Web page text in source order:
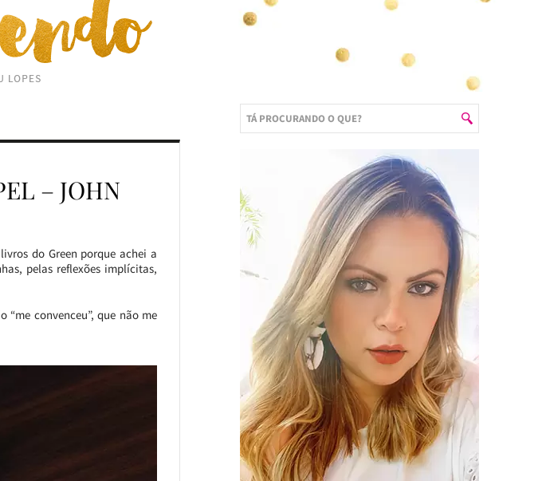
– JOHN
do Green porque achei a
pelas reflexões implícitas,
convenceu”, que não me